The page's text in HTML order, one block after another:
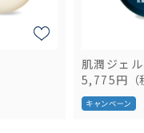
肌潤ジェ
5,775円